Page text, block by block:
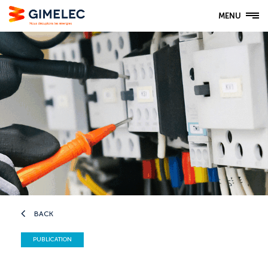
MENU
BACK
PUBLICATION